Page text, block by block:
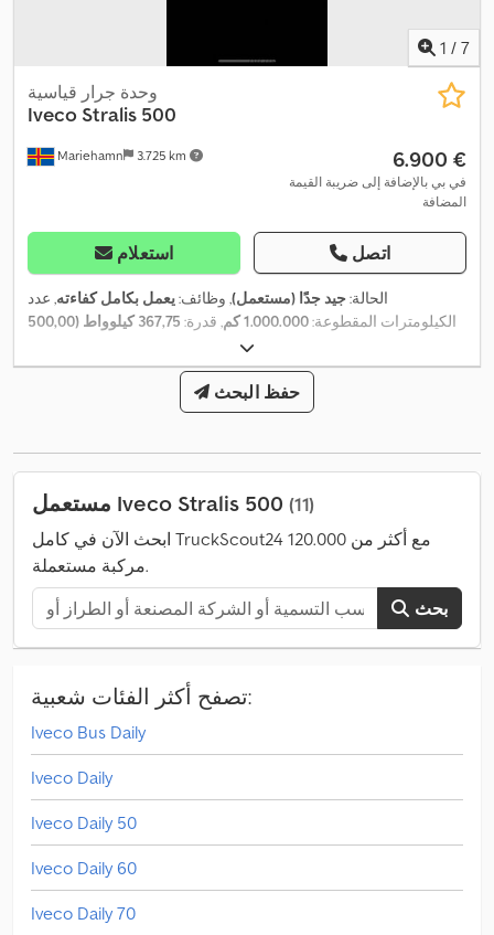
1 / 7
Mariehamn 3.725 km
وحدة جرار قياسية
Iveco Stralis 500
‏6.900 €
في بي بالإضافة إلى ضريبة القيمة
المضافة
استعلام اتصل
الحالة:جيد جدًا (مستعمل), وظائف:يعمل بكامل كفاءته, عدد
الكيلومترات المقطوعة:1.000.000 كم , قدرة:
367,75 كيلوواط (500,00
03/2011, نوع الوقود:
نسبة مئوية, تكوين المحور:محورين, وقود:ديزل , كفاءة الطاقة:B, سعة
, استهلاك الوقود (داخل المدينة):
استهلاك الوقود (مجمع):25 لتر/100 كم , فرامل:
الانبعاثات:يورو 5 , عدد الأسرّة:2, سنة الصنع:2011 , معدات:EBS (نظام
النوافذ الكهربائي, توجيه معزز بالطاقة, ثلاجة, جهاز تسجيل السرعة
(تاكوغراف), خزان وقود ثانوي, سبويلر, سخان التدفئة أثناء التوقف, قفل
التروس التفاضلية, قفل مركزي, كمبيوتر على متن المركبة, مثبت
السرعة, مدفأة المقعد, مرآة كهربائية, مراقبة ضغط الإطارات, مرشح
السخام, مساعد بدء التشغيل على المرتفعات, مصابيح أمامية إضافية,
مكيف هواء مخصص للوقوف (باركنج), نظام التحكم في الجر, نظام
الفرامل المانعة للانغلاق (ABS), وسادة هوائية, وصلات المقطورة,
حفظ البحث
مستعمل Iveco Stralis 500 (11)
ابحث الآن في كامل TruckScout24 مع أكثر من 120.000
مركبة مستعملة.
بحث
تصفح أكثر الفئات شعبية:
Iveco Bus Daily
Iveco Daily
Iveco Daily 50
Iveco Daily 60
Iveco Daily 70